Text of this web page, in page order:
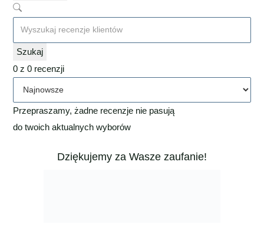
Szukaj
0 z 0 recenzji
Przepraszamy, żadne recenzje nie pasują
do twoich aktualnych wyborów
Dziękujemy za Wasze zaufanie!